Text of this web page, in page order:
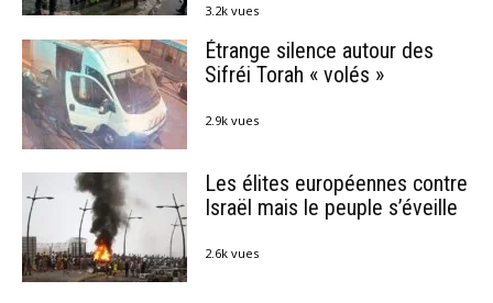
3.2k vues
Étrange silence autour des
Sifréi Torah « volés »
2.9k vues
Les élites européennes contre
Israël mais le peuple s’éveille
2.6k vues